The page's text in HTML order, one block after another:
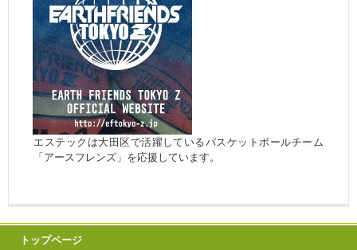
エステックは大田区で活躍しているバスケットボールチーム
「アースフレンズ」を応援しています。
トップページ